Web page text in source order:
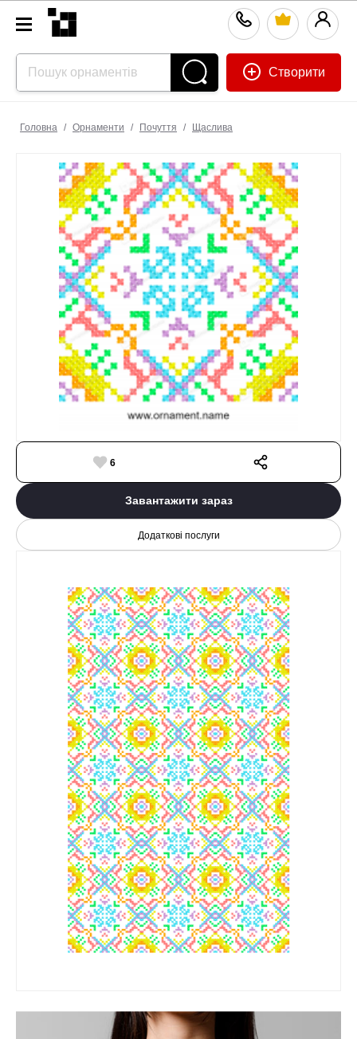
Створити
Головна / Орнаменти / Почуття / Щаслива
6
Завантажити зараз
Додаткові послуги